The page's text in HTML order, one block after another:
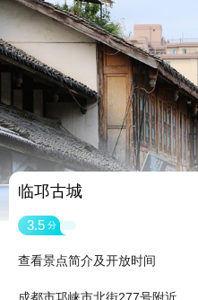
临邛古城
3.5 分
查看景点简介及开放时间
